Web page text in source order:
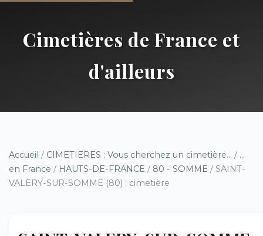
Cimetières de France et
d'ailleurs
Accueil / CIMETIERES : Vous cherchez un cimetière... / ...
en France / HAUTS-DE-FRANCE / 80 - SOMME / SAINT-
VALERY-SUR-SOMME (80) : cimetière